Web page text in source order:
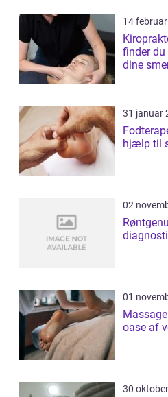
14
finder du
dine
31 januar
Fodterapeut
hjælp til
02
01
oase af
30